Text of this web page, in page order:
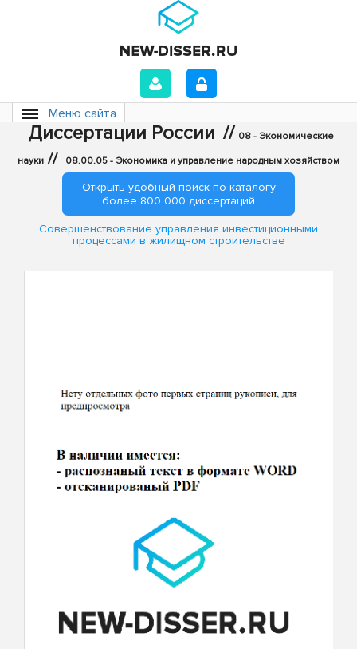
Меню сайта
Диссертации России // 08 - Экономические
науки // 08.00.05 - Экономика и управление народным хозяйством
Открыть удобный поиск по каталогу
более 800 000 диссертаций
Совершенствование управления инвестиционными
процессами в жилищном строительстве